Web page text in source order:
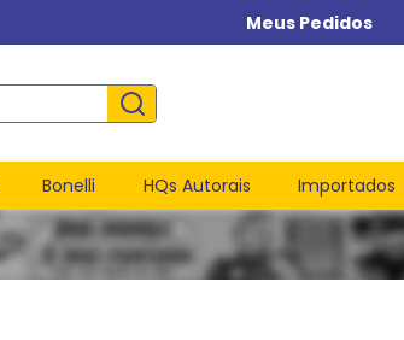
Meus Pedidos
Bonelli HQs Autorais Importados